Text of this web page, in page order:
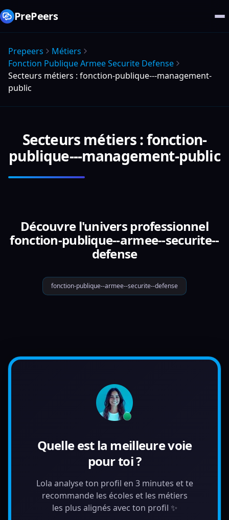
PrePeers
Prepeers
Métiers
Fonction Publique Armee Securite Defense
Secteurs métiers : fonction-publique---management-
public
Secteurs métiers : fonction-
publique---management-public
Découvre l'univers professionnel
fonction-publique--armee--securite--
defense
fonction-publique--armee--securite--defense
Quelle est la meilleure voie
pour toi ?
Lola analyse ton profil en 3 minutes et te
recommande les écoles et les métiers
les plus alignés avec ton profil ✨